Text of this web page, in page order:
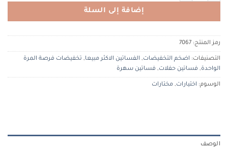
إضافة إلى السلة
رمز المنتج: 7067
التصنيفات: اضخم التخفيضات, الفساتين الاكثر مبيعا, تخفيضات فرصة المرة
الواحدة, فساتين حفلات, فساتين سهرة
الوسوم: اختيارات, مختارات
الوصف